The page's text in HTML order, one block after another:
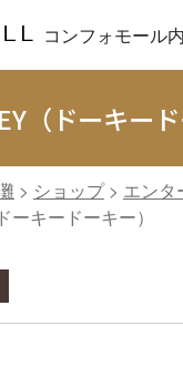
コンフォモール
（ドーキード
> ショップ> エンタ
ーキードーキー）